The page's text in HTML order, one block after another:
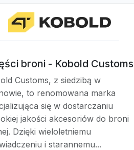
broni - Kobold Customs
Customs, z siedzibą w
to renomowana marka
się w dostarczaniu
jakości akcesoriów do broni
Dzięki wieloletniemu
i starannemu...